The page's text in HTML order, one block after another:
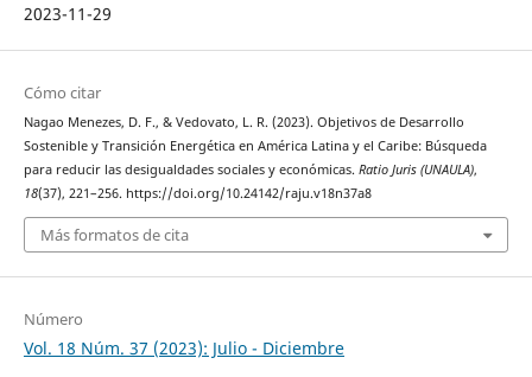
2023-11-29
Cómo citar
Nagao Menezes, D. F., & Vedovato, L. R. (2023). Objetivos de Desarrollo
Sostenible y Transición Energética en América Latina y el Caribe: Búsqueda
para reducir las desigualdades sociales y económicas. Ratio Juris (UNAULA),
18(37), 221–256. https://doi.org/10.24142/raju.v18n37a8
Más formatos de cita
Número
Vol. 18 Núm. 37 (2023): Julio - Diciembre